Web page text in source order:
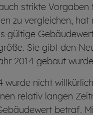
strikte
zu vergleichen,
gültige
Sie gibt den
2014 gebaut
wurde nicht
relativ langen
betraf.